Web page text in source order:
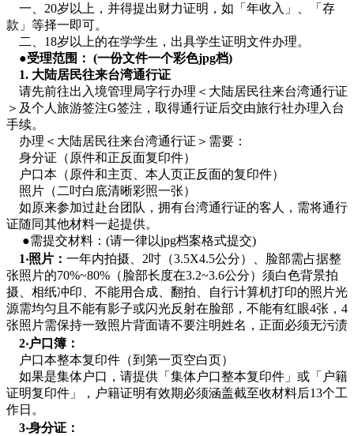
一、20岁以上，并得提出财力证明，如「年收入」、「存
款」等择一即可。
二、18岁以上的在学学生，出具学生证明文件办理。
●受理范围： (一份文件一个彩色jpg档)
1. 大陆居民往来台湾通行证
请先前往出入境管理局字行办理＜大陆居民往来台湾通行证
＞及个人旅游签注G签注，取得通行证后交由旅行社办理入台
手续。
办理＜大陆居民往来台湾通行证＞需要：
身分证（原件和正反面复印件）
户口本（原件和主页、本人页正反面的复印件）
照片（二吋白底清晰彩照一张）
如原来参加过赴台团队，拥有台湾通行证的客人，需将通行
证随同其他材料一起提供。
●需提交材料：(请一律以jpg档案格式提交)
1‧照片： 一年内拍摄、2吋（3.5X4.5公分）、脸部需占据整
张照片的70%~80%（脸部长度在3.2~3.6公分）须白色背景拍
摄、相纸冲印、不能用合成、翻拍、自行计算机打印的照片光
源需均匀且不能有影子或闪光反射在脸部，不能有红眼4张，4
张照片需保持一致照片背面请不要注明姓名，正面必须无污渍
2‧户口簿：
户口本整本复印件（到第一页空白页）
如果是集体户口，请提供「集体户口整本复印件」或「户籍
证明复印件」，户籍证明有效期必须涵盖截至收材料后13个工
作日。
3‧身分证：